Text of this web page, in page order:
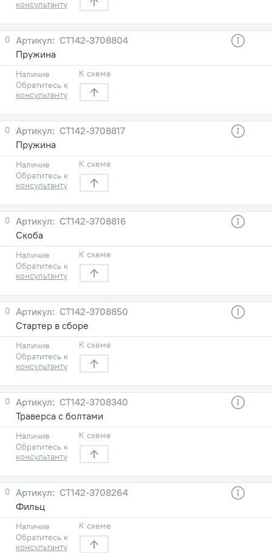
консультанту
0
СТ142-3708804
Пружина
Наличие
Обратитесь к
консультанту
К схеме
0
СТ142-3708817
Пружина
Наличие
Обратитесь к
консультанту
К схеме
0
СТ142-3708816
Скоба
Наличие
Обратитесь к
консультанту
К схеме
0
СТ142-3708850
Стартер в сборе
Наличие
Обратитесь к
консультанту
К схеме
0
СТ142-3708340
Траверса с болтами
Наличие
Обратитесь к
консультанту
К схеме
0
СТ142-3708264
Фильц
Наличие
Обратитесь к
консультанту
К схеме